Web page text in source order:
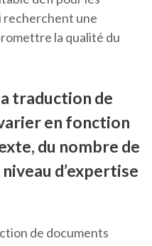
recherchent une
la qualité du
traduction de
en fonction
du nombre de
d’expertise
de documents